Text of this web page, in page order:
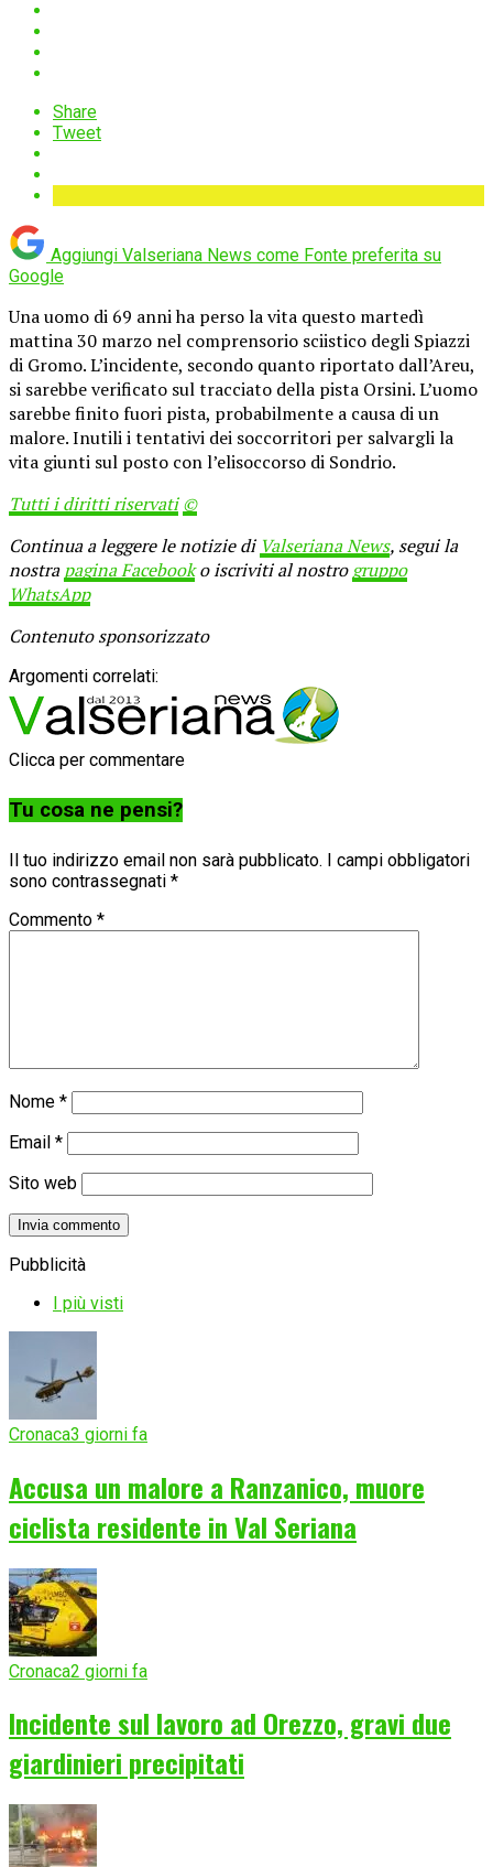
Share
Tweet
Aggiungi Valseriana News come Fonte preferita su
Google
Una uomo di 69 anni ha perso la vita questo martedì
mattina 30 marzo nel comprensorio sciistico degli Spiazzi
di Gromo. L’incidente, secondo quanto riportato dall’Areu,
si sarebbe verificato sul tracciato della pista Orsini. L’uomo
sarebbe finito fuori pista, probabilmente a causa di un
malore. Inutili i tentativi dei soccorritori per salvargli la
vita giunti sul posto con l’elisoccorso di Sondrio.
Tutti i diritti riservati ©
Continua a leggere le notizie di Valseriana News, segui la
nostrapagina Facebooko iscriviti al nostrogruppo
WhatsApp
Contenuto sponsorizzato
Argomenti correlati:
Clicca per commentare
Tu cosa ne pensi?
Il tuo indirizzo email non sarà pubblicato. I campi obbligatori
sono contrassegnati *
Commento *
Nome *
Email *
Sito web
Pubblicità
I più visti
Cronaca3 giorni fa
Accusa un malore a Ranzanico, muore
ciclista residente in Val Seriana
Cronaca2 giorni fa
Incidente sul lavoro ad Orezzo, gravi due
giardinieri precipitati